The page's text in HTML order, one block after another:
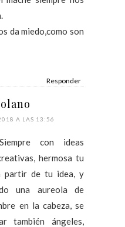
da miedo,como son
Responder
A LAS 13:56
con ideas
hermosa tu
partir de tu idea, y
una aureola de
en la cabeza, se
también ángeles,